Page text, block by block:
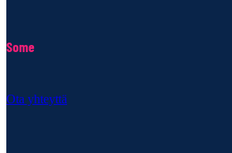
Some
Ota yhteyttä